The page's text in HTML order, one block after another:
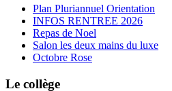
Plan Pluriannuel Orientation
INFOS RENTREE 2026
Repas de Noel
Salon les deux mains du luxe
Octobre Rose
Le collège